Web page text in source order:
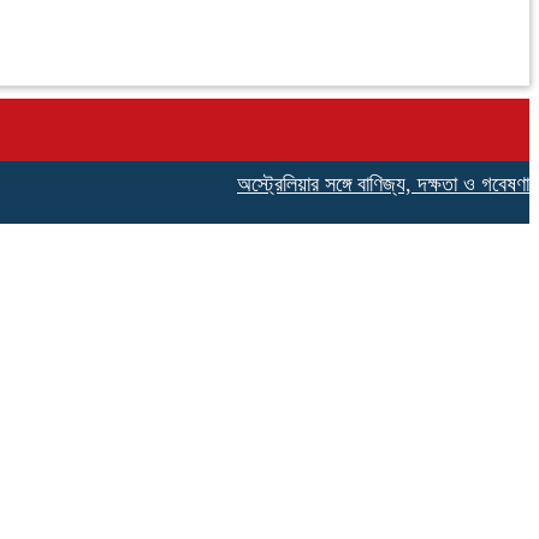
অস্ট্রেলিয়ার সঙ্গে বাণিজ্য, দক্ষতা ও গবেষণা